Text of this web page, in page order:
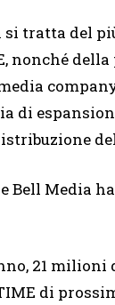
si tratta del
nonché
di
e Bell Media
21
di